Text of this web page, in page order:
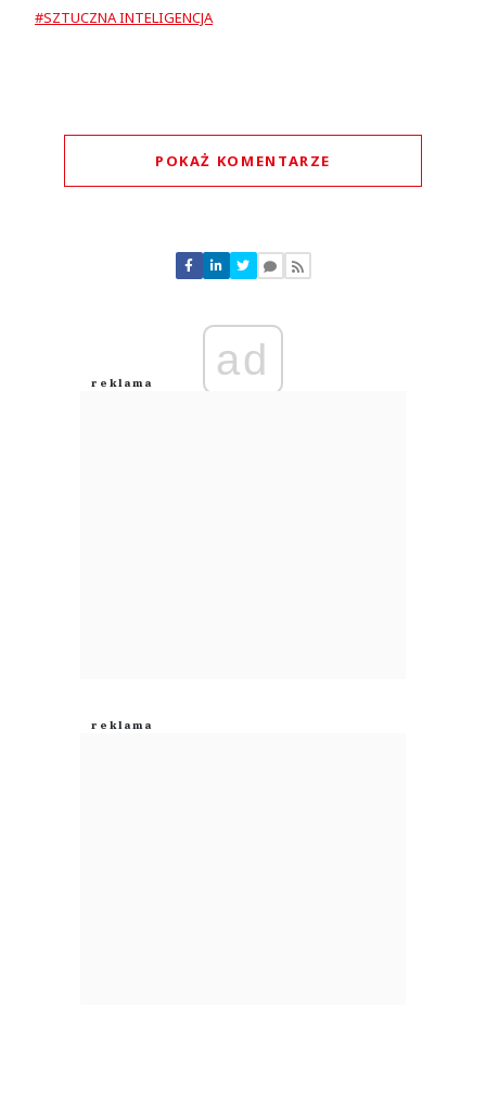
#SZTUCZNA INTELIGENCJA
POKAŻ KOMENTARZE
Nie znaleziono komentarzy
Zostaw swoje komentarze
Anuluj
ad